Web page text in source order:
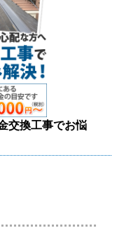
交換工事でお悩